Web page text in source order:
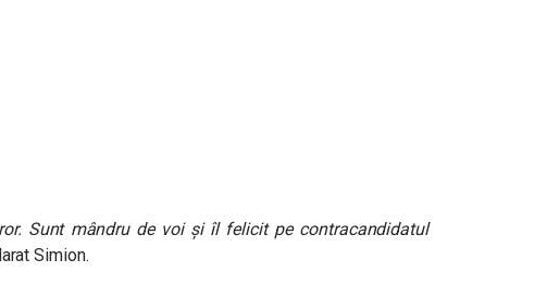
Sunt mândru de voi și îl felicit pe contracandidatul
Simion.